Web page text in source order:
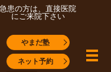
急患の方は、直接医院
にご来院下さい
やまだ塾
ネット予約 メ